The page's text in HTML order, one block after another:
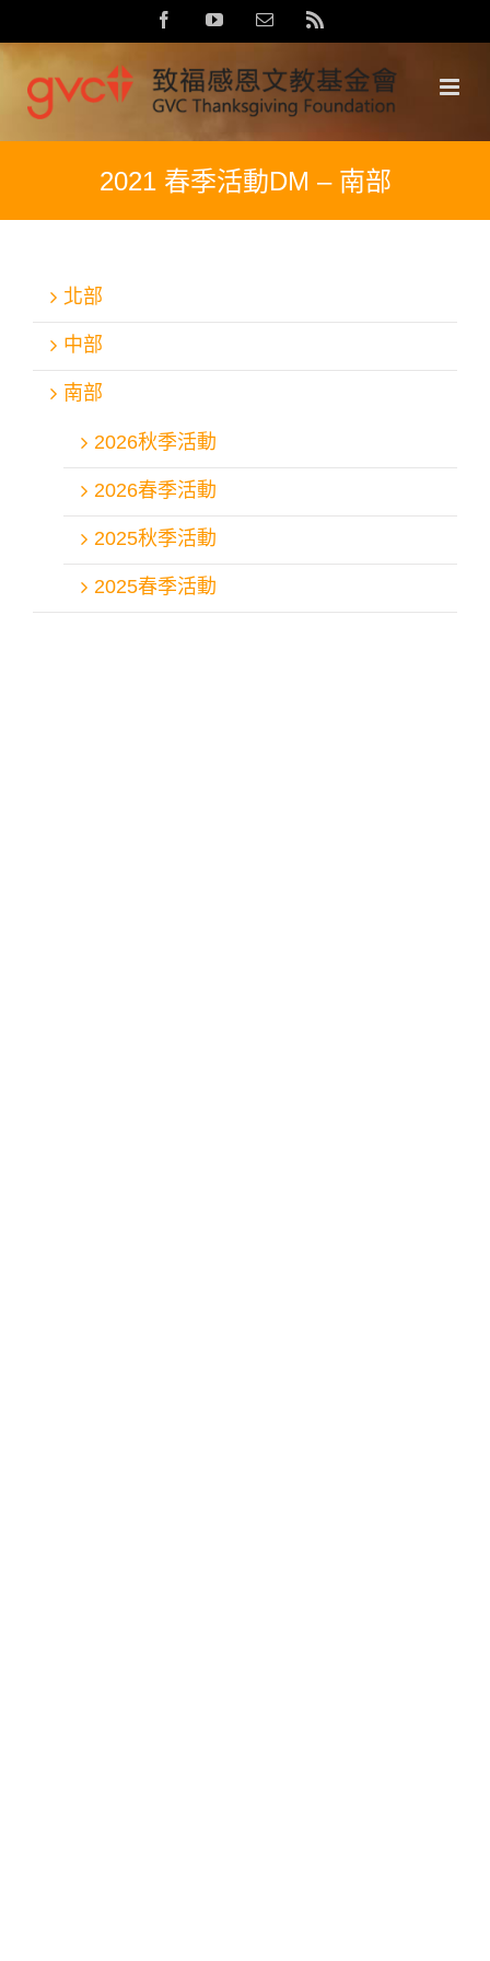
to
content
FacebookYouTubeEmail:
2021 春季活動DM – 南部
北部
中部
南部
2026秋季活動
2026春季活動
2025秋季活動
2025春季活動